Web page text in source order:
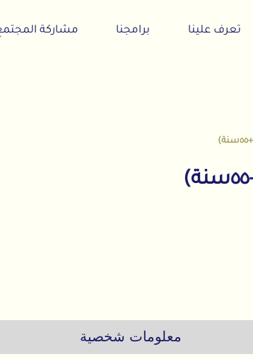
تعرف علينا برامجنا مشاركة المجتمع
معلومات شخصية